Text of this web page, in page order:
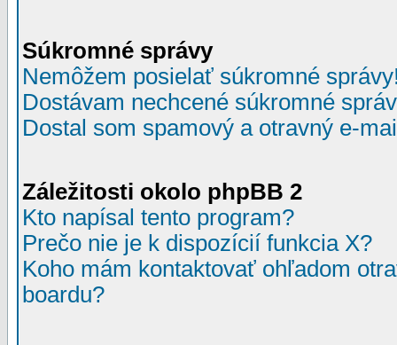
Súkromné správy
Nemôžem posielať súkromné
Dostávam nechcené súkromné
Dostal som spamový a otravný e-
Záležitosti okolo phpBB 2
Kto napísal tento program?
Prečo nie je k dispozícií funkcia X?
Koho mám kontaktovať ohľadom
boardu?